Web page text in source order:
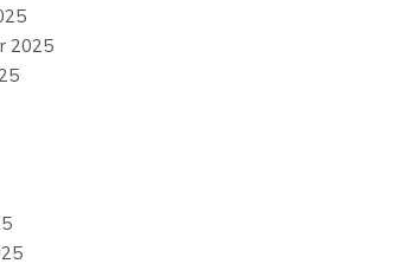
2025